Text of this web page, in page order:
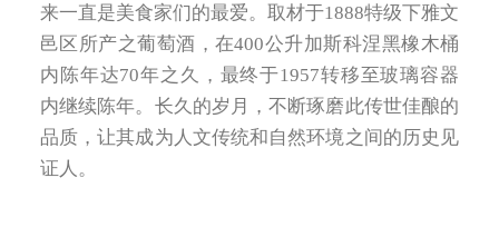
来一直是美食家们的最爱。取材于1888特级下雅文
邑区所产之葡萄酒，在400公升加斯科涅黑橡木桶
内陈年达70年之久，最终于1957转移至玻璃容器
内继续陈年。长久的岁月，不断琢磨此传世佳酿的
品质，让其成为人文传统和自然环境之间的历史见
证人。